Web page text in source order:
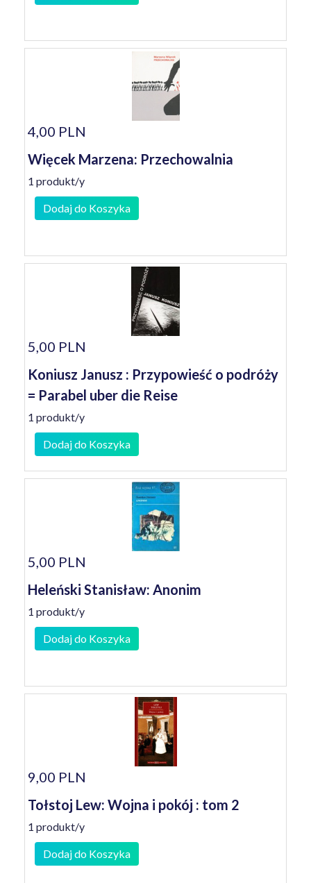
4,00 PLN
Więcek Marzena: Przechowalnia
1 produkt/y
Dodaj do Koszyka
5,00 PLN
Koniusz Janusz : Przypowieść o podróży
= Parabel uber die Reise
1 produkt/y
Dodaj do Koszyka
5,00 PLN
Heleński Stanisław: Anonim
1 produkt/y
Dodaj do Koszyka
9,00 PLN
Tołstoj Lew: Wojna i pokój : tom 2
1 produkt/y
Dodaj do Koszyka